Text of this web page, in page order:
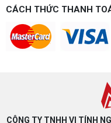
CÁCH THỨC THANH
CÔNG TY TNHH VI TÍNH